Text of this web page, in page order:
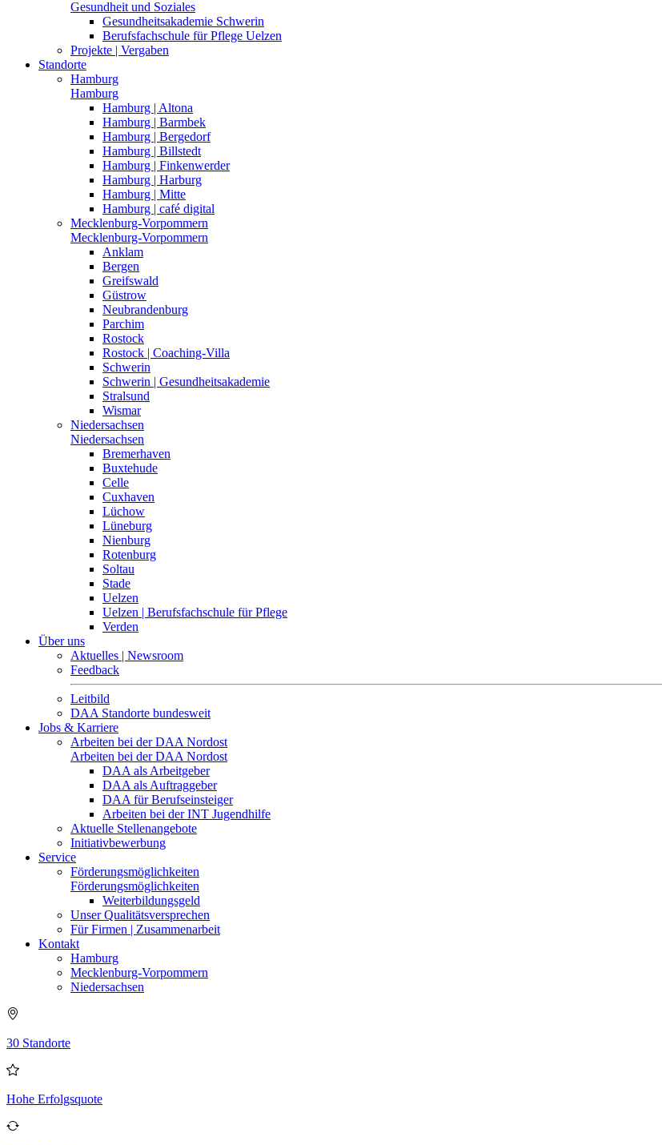
Gesundheit und Soziales
Gesundheitsakademie Schwerin
Berufsfachschule für Pflege Uelzen
Projekte | Vergaben
Standorte
Hamburg
Hamburg
Hamburg | Altona
Hamburg | Barmbek
Hamburg | Bergedorf
Hamburg | Billstedt
Hamburg | Finkenwerder
Hamburg | Harburg
Hamburg | Mitte
Hamburg | café digital
Mecklenburg-Vorpommern
Mecklenburg-Vorpommern
Anklam
Bergen
Greifswald
Güstrow
Neubrandenburg
Parchim
Rostock
Rostock | Coaching-Villa
Schwerin
Schwerin | Gesundheitsakademie
Stralsund
Wismar
Niedersachsen
Niedersachsen
Bremerhaven
Buxtehude
Celle
Cuxhaven
Lüchow
Lüneburg
Nienburg
Rotenburg
Soltau
Stade
Uelzen
Uelzen | Berufsfachschule für Pflege
Verden
Über uns
Aktuelles | Newsroom
Feedback
Leitbild
DAA Standorte bundesweit
Jobs & Karriere
Arbeiten bei der DAA Nordost
Arbeiten bei der DAA Nordost
DAA als Arbeitgeber
DAA als Auftraggeber
DAA für Berufseinsteiger
Arbeiten bei der INT Jugendhilfe
Aktuelle Stellenangebote
Initiativbewerbung
Service
Förderungsmöglichkeiten
Förderungsmöglichkeiten
Weiterbildungsgeld
Unser Qualitätsversprechen
Für Firmen | Zusammenarbeit
Kontakt
Hamburg
Mecklenburg-Vorpommern
Niedersachsen
30 Standorte
Hohe Erfolgsquote